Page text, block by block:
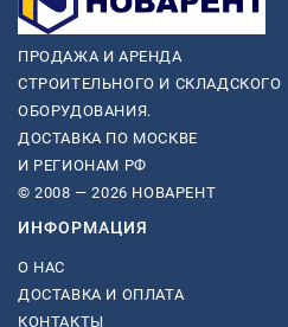
ПРОДАЖА И АРЕНДА
СТРОИТЕЛЬНОГО И СКЛАДСКОГО
ОБОРУДОВАНИЯ.
ДОСТАВКА ПО МОСКВЕ
И РЕГИОНАМ РФ
© 2008 — 2026 НОВАРЕНТ
ИНФОРМАЦИЯ
О НАС
ДОСТАВКА И ОПЛАТА
КОНТАКТЫ